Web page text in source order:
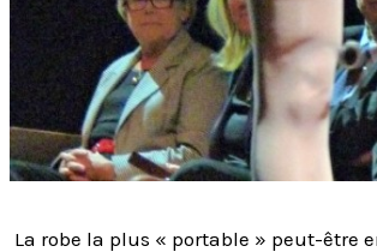
La robe la plus « portable » peut-être